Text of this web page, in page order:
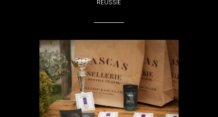
REUSSIE